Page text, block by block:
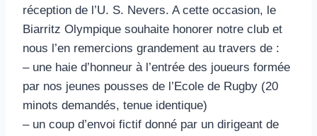
réception de l’U. S. Nevers. A cette occasion, le
Biarritz Olympique souhaite honorer notre club et
nous l’en remercions grandement au travers de :
– une haie d’honneur à l’entrée des joueurs formée
par nos jeunes pousses de l’Ecole de Rugby (20
minots demandés, tenue identique)
– un coup d’envoi fictif donné par un dirigeant de